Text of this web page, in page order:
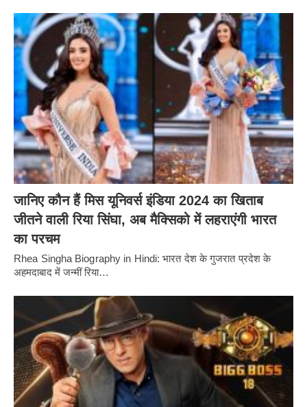
जानिए कौन हैं मिस यूनिवर्स इंडिया 2024 का खिताब
जीतने वाली रिया सिंघा, अब मैक्सिको में लहराएंगी भारत
का परचम
Rhea Singha Biography in Hindi: भारत देश के गुजरात प्रदेश के
अहमदाबाद में जन्मीं रिया…